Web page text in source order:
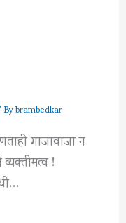
brambedkar
गाजावाजा न
!